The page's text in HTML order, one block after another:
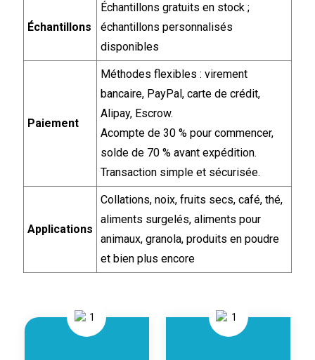
Échantillons
Échantillons gratuits en stock ;
échantillons personnalisés
disponibles
Paiement
Méthodes flexibles : virement
bancaire, PayPal, carte de crédit,
Alipay, Escrow.
Acompte de 30 % pour commencer,
solde de 70 % avant expédition.
Transaction simple et sécurisée.
Applications
Collations, noix, fruits secs, café, thé,
aliments surgelés, aliments pour
animaux, granola, produits en poudre
et bien plus encore